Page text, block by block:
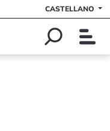
CASTELLANO